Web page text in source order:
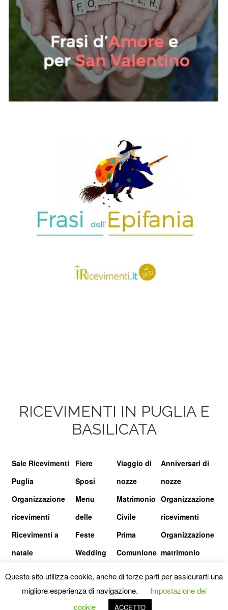
RICEVIMENTI IN PUGLIA E
BASILICATA
Sale Ricevimenti
Puglia
Organizzazione
ricevimenti
Ricevimenti a
natale
Fiere
Sposi
Menu
delle
Feste
Wedding
Viaggio di
nozze
Matrimonio
Civile
Prima
Comunione
Anniversari di
nozze
Organizzazione
ricevimenti
Organizzazione
matrimonio
© I RICEVIMENTI.IT |PRIVACY POLICY|TERMINI E CONDIZIONI
Questo sito utilizza cookie, anche di terze parti per assicurarti una
migliore esperienza di navigazione.
Impostazione dei
cookie
ACCETTO